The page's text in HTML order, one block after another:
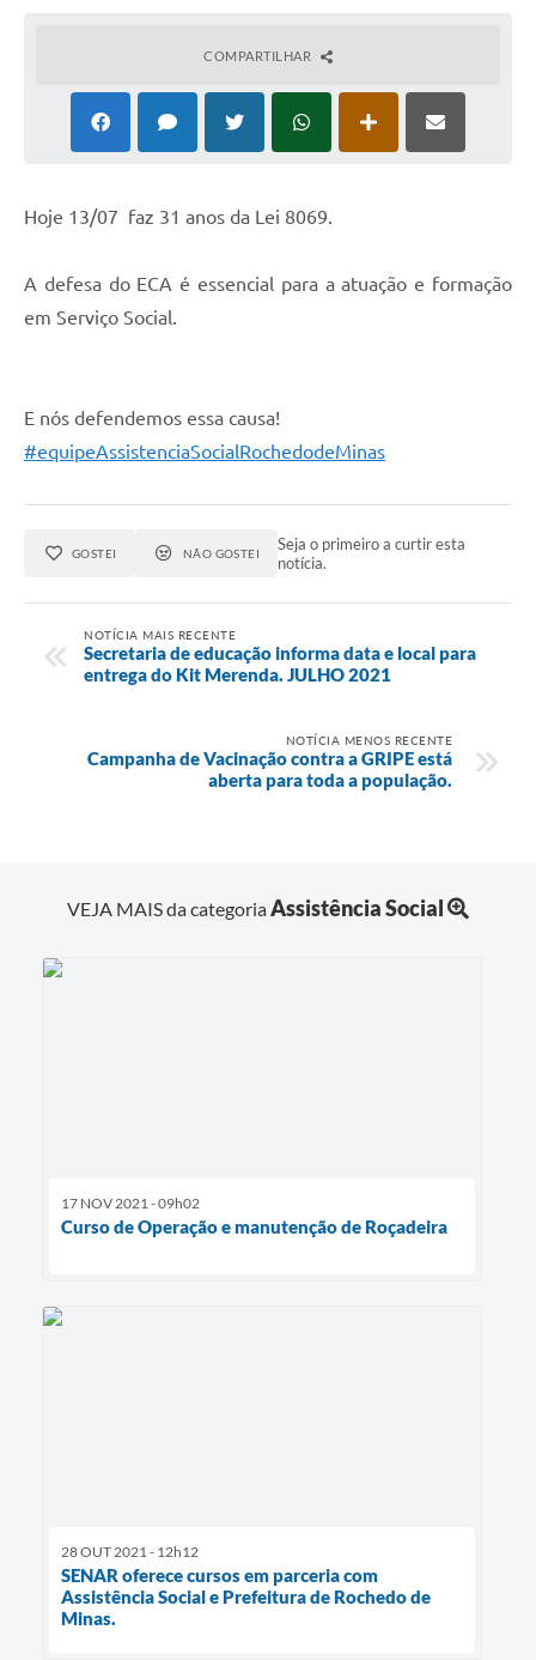
COMPARTILHAR
Hoje 13/07 faz 31 anos da Lei 8069.
A defesa do ECA é essencial para a atuação e formação
em Serviço Social.
E nós defendemos essa causa!
#equipeAssistenciaSocialRochedodeMinas
GOSTEI NÃO GOSTEI
Seja o primeiro a curtir esta
notícia.
NOTÍCIA MAIS RECENTE
Secretaria de educação informa data e local para
entrega do Kit Merenda. JULHO 2021
NOTÍCIA MENOS RECENTE
Campanha de Vacinação contra a GRIPE está
aberta para toda a população.
VEJA MAIS da categoriaAssistência Social
17 NOV 2021 - 09h02
Curso de Operação e manutenção de Roçadeira
28 OUT 2021 - 12h12
SENAR oferece cursos em parceria com
Assistência Social e Prefeitura de Rochedo de
Minas.